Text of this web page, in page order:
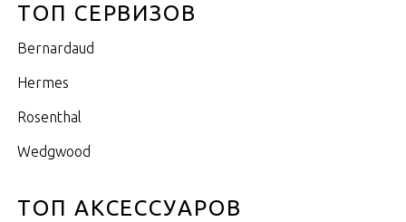
ТОП СЕРВИЗОВ
Bernardaud
Hermes
Rosenthal
Wedgwood
ТОП АКСЕССУАРОВ